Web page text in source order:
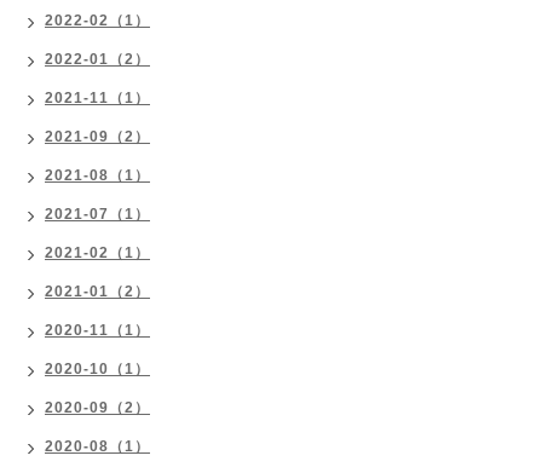
2022-02（1）
2022-01（2）
2021-11（1）
2021-09（2）
2021-08（1）
2021-07（1）
2021-02（1）
2021-01（2）
2020-11（1）
2020-10（1）
2020-09（2）
2020-08（1）